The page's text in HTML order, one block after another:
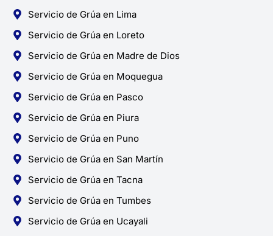
Servicio de Grúa en Lima
Servicio de Grúa en Loreto
Servicio de Grúa en Madre de Dios
Servicio de Grúa en Moquegua
Servicio de Grúa en Pasco
Servicio de Grúa en Piura
Servicio de Grúa en Puno
Servicio de Grúa en San Martín
Servicio de Grúa en Tacna
Servicio de Grúa en Tumbes
Servicio de Grúa en Ucayali